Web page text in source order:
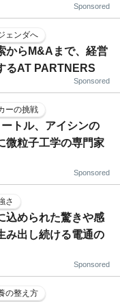
Sponsored
ェンダへ
からM&Aまで、経営
るAT PARTNERS
Sponsored
ーの挑戦
トル、アイシンの
微粒子工学の専門家
Sponsored
さ
込められた驚きや感
み出し続ける電通の
Sponsored
の整え方